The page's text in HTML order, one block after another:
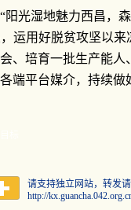
光湿地魅力西昌，
运用好脱贫攻坚以来
、培育一批生产能人
端平台媒介，持续
请支持独立网站，转发请
http://